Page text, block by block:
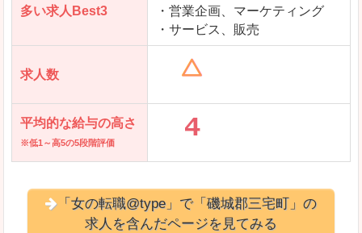
多い求人Best3
・営業企画、マーケティング
・サービス、販売
求人数
平均的な給与の高さ
※低1～高5の5段階評価
「女の転職@type」で「磯城郡三宅町」の
求人を含んだページを見てみる